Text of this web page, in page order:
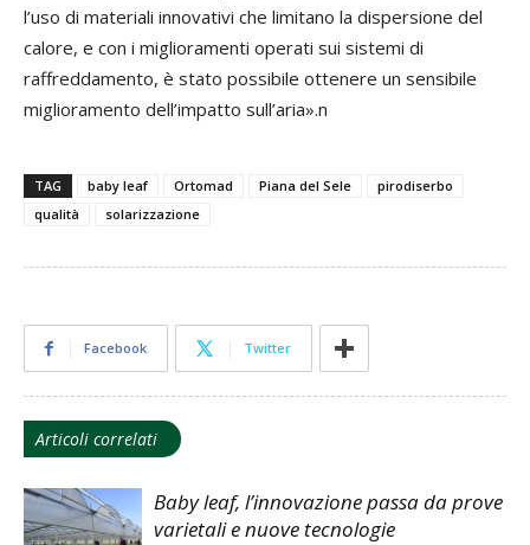
l’uso di materiali innovativi che limitano la dispersione del
calore, e con i miglioramenti operati sui sistemi di
raffreddamento, è stato possibile ottenere un sensibile
miglioramento dell’impatto sull’aria».n
TAG baby leaf Ortomad Piana del Sele
pirodiserbo
qualità
solarizzazione
Facebook Twitter
Articoli correlati
Baby leaf, l’innovazione passa da prove
varietali e nuove tecnologie